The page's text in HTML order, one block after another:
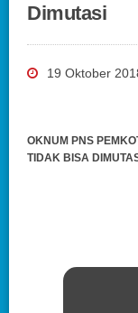
Dimutasi
19 Oktober
OKNUM PNS
TIDAK BISA